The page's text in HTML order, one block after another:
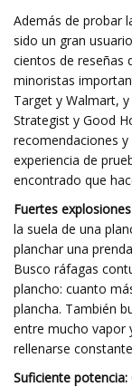
Además de probar
sido un gran
cientos de reseñas
minoristas
Target y Walmart,
Strategist y Good
recomendaciones
experiencia de
encontrado que
Fuertes
la suela de una
planchar una
Busco ráfagas
plancho: cuanto
plancha. También
entre mucho vapor
rellenarse
Suficiente potencia: